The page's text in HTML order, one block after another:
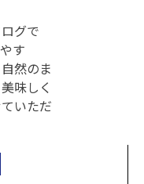
グで
す
然のま
味しく
いただ